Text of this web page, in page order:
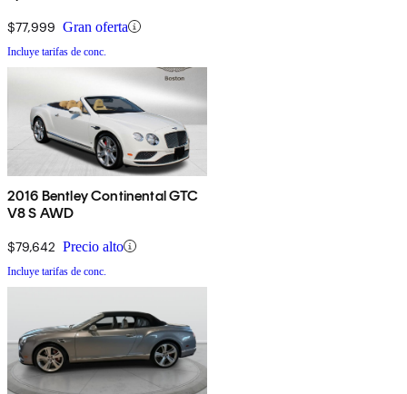
$77,999 Gran oferta
Incluye tarifas de conc.
2016 Bentley Continental GTC
V8 S AWD
$79,642 Precio alto
Incluye tarifas de conc.